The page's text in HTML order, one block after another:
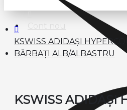
KSWISS ADIDAȘI
BĂRBAȚI ALB/ALBASTRU
KSWISS ADIDAȘI